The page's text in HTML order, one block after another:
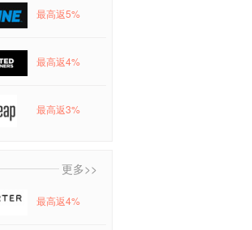
最高返5%
最高返4%
最高返3%
更多>>
最高返4%